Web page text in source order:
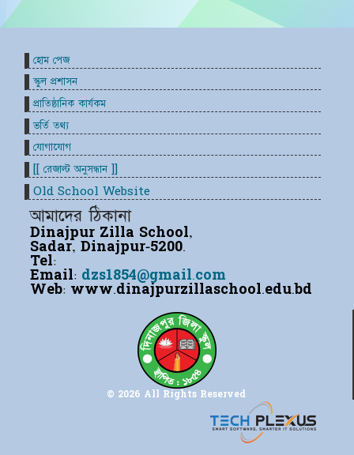
© 2026 All Rights Reserved
আমাদের ঠিকানা
Dinajpur Zilla School,
Sadar, Dinajpur-5200.
Tel:
Email: dzs1854@gmail.com
Web: www.dinajpurzillaschool.edu.bd
হোম পেজ
স্কুল প্রশাসন
প্রাতিষ্ঠানিক কার্যকম
ভর্তি তথ্য
যোগাযোগ
[[ রেজাল্ট অনুসন্ধান ]]
Old School Website